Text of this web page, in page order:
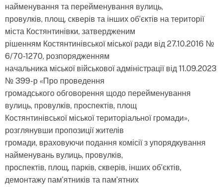
найменування та перейменування вулиць,
провулків, площ, скверів та інших об’єктів на території
міста Костянтинівки, затвердженим
рішенням Костянтинівської міської ради від 27.10.2016 №
6/70-1270, розпорядженням
начальника міської військової адміністрації від 11.09.2023
№ 399-р «Про проведення
громадського обговорення щодо перейменування
вулиць, провулків, проспектів, площ
Костянтинівської міської територіальної громади»,
розглянувши пропозиції жителів
громади, враховуючи подання комісії з упорядкування
найменувань вулиць, провулків,
проспектів, площ, парків, скверів, інших об’єктів,
демонтажу пам’ятників та пам’ятних